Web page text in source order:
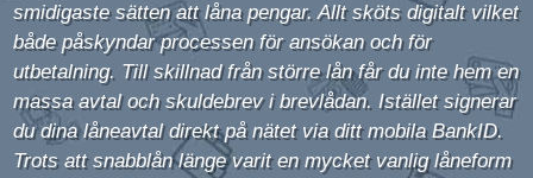
smidigaste sätten att låna pengar. Allt sköts digitalt vilket
både påskyndar processen för ansökan och för
utbetalning. Till skillnad från större lån får du inte hem en
massa avtal och skuldebrev i brevlådan. Istället signerar
du dina låneavtal direkt på nätet via ditt mobila BankID.
Trots att snabblån länge varit en mycket vanlig låneform